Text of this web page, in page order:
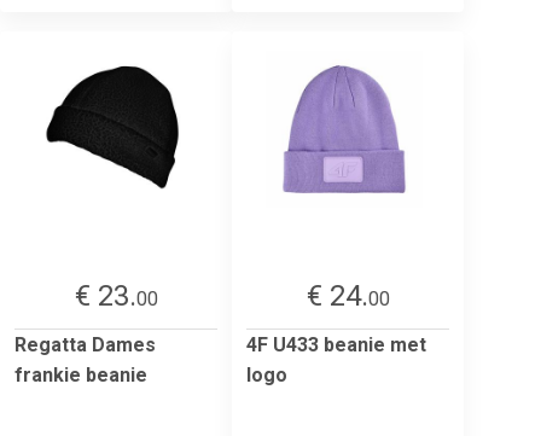
€ 23.00
Regatta Dames
frankie beanie
€ 24.00
4F U433 beanie met
logo